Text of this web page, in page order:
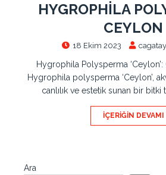
HYGROPHİLA
CEYLON
18 Ekim 2023
Hygrophila Polysperma ‘Ceylon’:
Hygrophila polysperma ‘Ceylon’,
canlılık ve estetik sunan bir bitki
İÇERIĞIN DEVAMI
Ara